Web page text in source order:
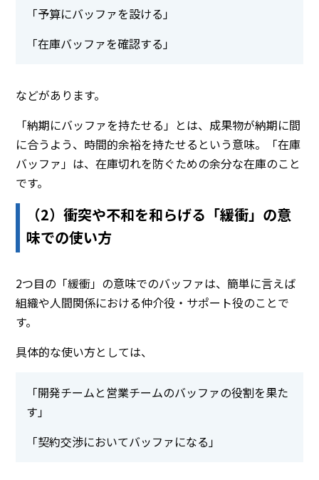
「予算にバッファを設ける」
「在庫バッファを確認する」
などがあります。
「納期にバッファを持たせる」とは、成果物が納期に間
に合うよう、時間的余裕を持たせるという意味。「在庫
バッファ」は、在庫切れを防ぐための余分な在庫のこと
です。
（2）衝突や不和を和らげる「緩衝」の意
味での使い方
2つ目の「緩衝」の意味でのバッファは、簡単に言えば
組織や人間関係における仲介役・サポート役のことで
す。
具体的な使い方としては、
「開発チームと営業チームのバッファの役割を果た
す」
「契約交渉においてバッファになる」